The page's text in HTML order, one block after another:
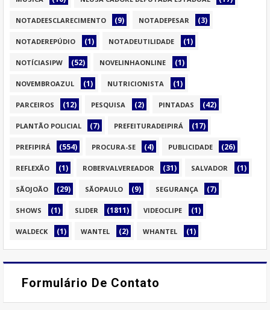
NOTADEESCLARECIMENTO (9) NOTADEPESAR (3)
NOTADEREPÚDIO (1) NOTADEUTILIDADE (1)
NOTÍCIASIPW (52) NOVELINHAONLINE (1)
NOVEMBROAZUL (1) NUTRICIONISTA (1)
PARCEIROS (12) PESQUISA (2) PINTADAS (42)
PLANTÃO POLICIAL (7) PREFEITURADEIPIRÁ (17)
PREFIPIRÁ (554) PROCURA-SE (4) PUBLICIDADE (26)
REFLEXÃO (1) ROBERVALVEREADOR (31) SALVADOR (1)
SÃOJOÃO (29) SÃOPAULO (9) SEGURANÇA (7)
SHOWS (1) SLIDER (1811) VIDEOCLIPE (1)
WALDECK (1) WANTEL (2) WHANTEL (1)
Formulário De Contato